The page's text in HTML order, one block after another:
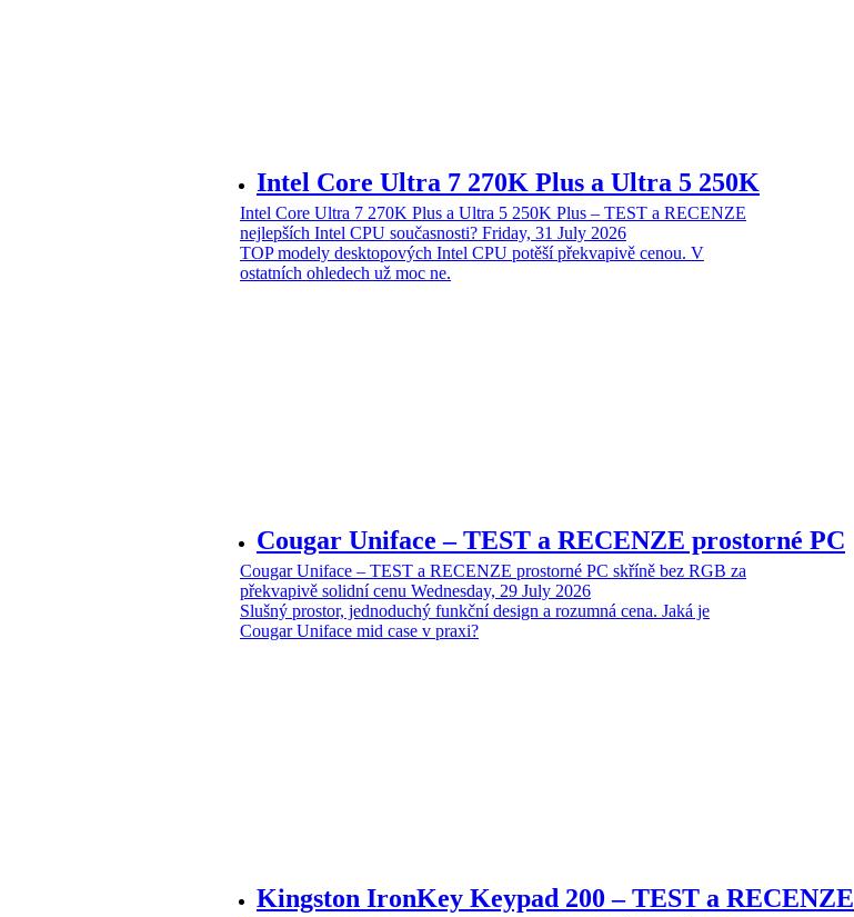
Intel Core Ultra 7 270K Plus a Ultra 5 250K
Intel Core Ultra 7 270K Plus a Ultra 5 250K Plus – TEST a RECENZE
nejlepších Intel CPU současnosti? Friday, 31 July 2026
TOP modely desktopových Intel CPU potěší překvapivě cenou. V
ostatních ohledech už moc ne.
Cougar Uniface – TEST a RECENZE prostorné PC
Cougar Uniface – TEST a RECENZE prostorné PC skříně bez RGB za
překvapivě solidní cenu Wednesday, 29 July 2026
Slušný prostor, jednoduchý funkční design a rozumná cena. Jaká je
Cougar Uniface mid case v praxi?
Kingston IronKey Keypad 200 – TEST a RECENZE